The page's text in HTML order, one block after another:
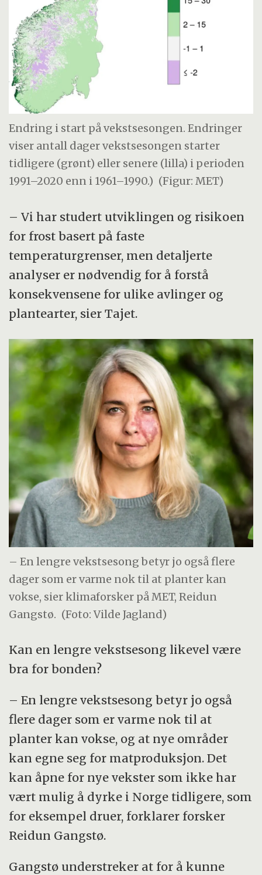
Endring i start på vekstsesongen. Endringer
viser antall dager vekstsesongen starter
tidligere (grønt) eller senere (lilla) i perioden
1991–2020 enn i 1961–1990.) (Figur: MET)
– Vi har studert utviklingen og risikoen
for frost basert på faste
temperaturgrenser, men detaljerte
analyser er nødvendig for å forstå
konsekvensene for ulike avlinger og
plantearter, sier Tajet.
– En lengre vekstsesong betyr jo også flere
dager som er varme nok til at planter kan
vokse, sier klimaforsker på MET, Reidun
Gangstø. (Foto: Vilde Jagland)
Kan en lengre vekstsesong likevel være
bra for bonden?
– En lengre vekstsesong betyr jo også
flere dager som er varme nok til at
planter kan vokse, og at nye områder
kan egne seg for matproduksjon. Det
kan åpne for nye vekster som ikke har
vært mulig å dyrke i Norge tidligere, som
for eksempel druer, forklarer forsker
Reidun Gangstø.
Gangstø understreker at for å kunne